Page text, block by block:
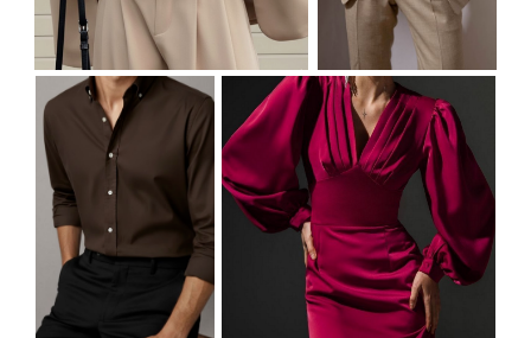
Данила
+7 (996) 365-85-49
Анастасия
+7 (993) 365-85-71
Если у вас остались вопросы,
вы можете связаться с нами.
Контакты